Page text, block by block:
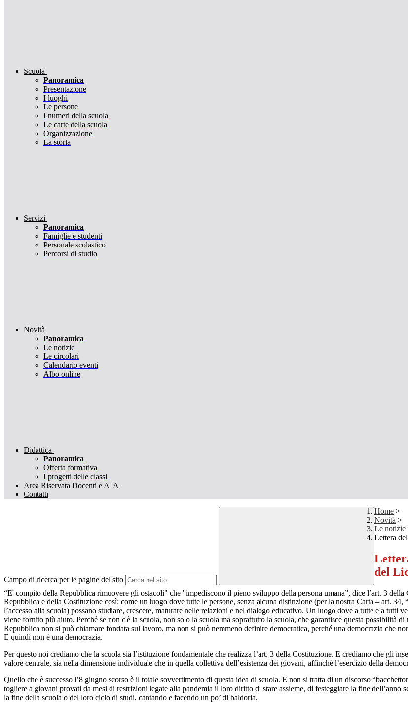
Scuola
Panoramica
Presentazione
I luoghi
Le persone
I numeri della scuola
Le carte della scuola
Organizzazione
La storia
Servizi
Panoramica
Famiglie e studenti
Personale scolastico
Percorsi di studio
Novità
Panoramica
Le notizie
Le circolari
Calendario eventi
Albo online
Didattica
Panoramica
Offerta formativa
I progetti delle classi
Area Riservata Docenti e ATA
Contatti
Campo di ricerca per le pagine del sito
Home >
Novità >
Le notizie
Lettera
del
“E' compito della Repubblica rimuovere gli ostacoli" che "impediscono il pieno sviluppo della persona umana”, dice l’art. 3
Repubblica e della Costituzione così: come un luogo dove tutte le persone, senza alcuna distinzione (per la nostra Carta – art.
l’accesso alla scuola) possano studiare, crescere, maturare nelle relazioni e nel dialogo educativo. Un luogo dove a tutte e a tutti
viene fornito più aiuto. Perché se non c'è la scuola, non solo la scuola ma soprattutto la scuola, che garantisce questa possibilità
Repubblica non si può chiamare fondata sul lavoro, ma non si può nemmeno definire democratica, perché una democrazia che
E quindi non è una democrazia.
Per questo noi crediamo che la scuola sia l’istituzione fondamentale che realizza l’art. 3 della Costituzione. E crediamo che gli
valore centrale, sia nella dimensione individuale che in quella collettiva dell’esistenza dei giovani, affinché l’esercizio della
Quello che è successo l’8 giugno scorso è il totale sovvertimento di questa idea di scuola. E non si tratta di un discorso
togliere a giovani provati da mesi di restrizioni legate alla pandemia il loro diritto di stare assieme, di festeggiare la fine dell’anno
la fine della scuola o del loro ciclo di studi, cantando e facendo un po’ di baldoria.